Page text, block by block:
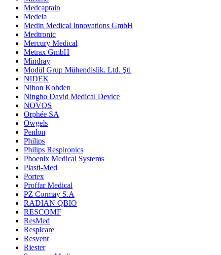
Medcaptain
Medela
Medin Medical Innovations GmbH
Medtronic
Mercury Medical
Metrax GmbH
Mindray
Modül Grup Mühendislik. Ltd. Şti
NIDEK
Nihon Kohden
Ningbo David Medical Device
NOVOS
Orphée SA
Owgels
Penlon
Philips
Philips Respironics
Phoenix Medical Systems
Plasti-Med
Portex
Proffar Medical
PZ Cormay S.A
RADIAN QBIO
RESCOMF
ResMed
Respicare
Resvent
Riester